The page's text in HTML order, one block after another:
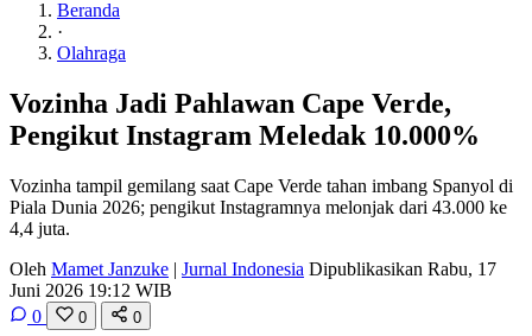
Beranda
·
Olahraga
Vozinha Jadi Pahlawan Cape Verde,
Pengikut Instagram Meledak 10.000%
Vozinha tampil gemilang saat Cape Verde tahan imbang Spanyol di
Piala Dunia 2026; pengikut Instagramnya melonjak dari 43.000 ke
4,4 juta.
Oleh Mamet Janzuke | Jurnal Indonesia Dipublikasikan Rabu, 17
Juni 2026 19:12 WIB
0
0 0